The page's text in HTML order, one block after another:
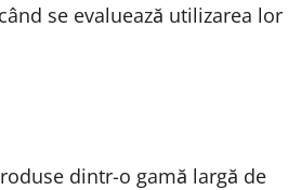
se evaluează utilizarea lor
dintr-o gamă largă de